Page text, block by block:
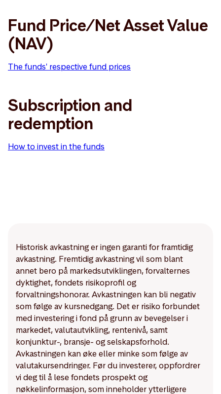
Fund Price/Net Asset Value
(NAV)
The funds' respective fund prices
Subscription and
redemption
How to invest in the funds
Historisk avkastning er ingen garanti for framtidig
avkastning. Fremtidig avkastning vil som blant
annet bero på markedsutviklingen, forvalternes
dyktighet, fondets risikoprofil og
forvaltningshonorar. Avkastningen kan bli negativ
som følge av kursnedgang. Det er risiko forbundet
med investering i fond på grunn av bevegelser i
markedet, valutautvikling, rentenivå, samt
konjunktur-, bransje- og selskapsforhold.
Avkastningen kan øke eller minke som følge av
valutakursendringer. Før du investerer, oppfordrer
vi deg til å lese fondets prospekt og
nøkkelinformasjon, som inneholder ytterligere